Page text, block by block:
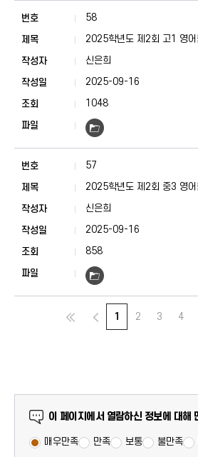
58
2025학년도 제2회 고1 영어
신은희
2025-09-16
1048
57
2025학년도 제2회 중3 영어
신은희
2025-09-16
858
1 2 3 4
만족도 조사
이 페이지에서 열람하신 정보에 대해
매우만족 만족 보통 불만족